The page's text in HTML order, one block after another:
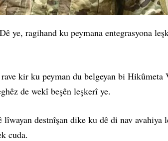
ye, ragihand ku peymana entegrasyona
kir ku peyman du belgeyan bi
de wekî beşên leşkerî ye.
destnîşan dike ku dê di nav
cuda.